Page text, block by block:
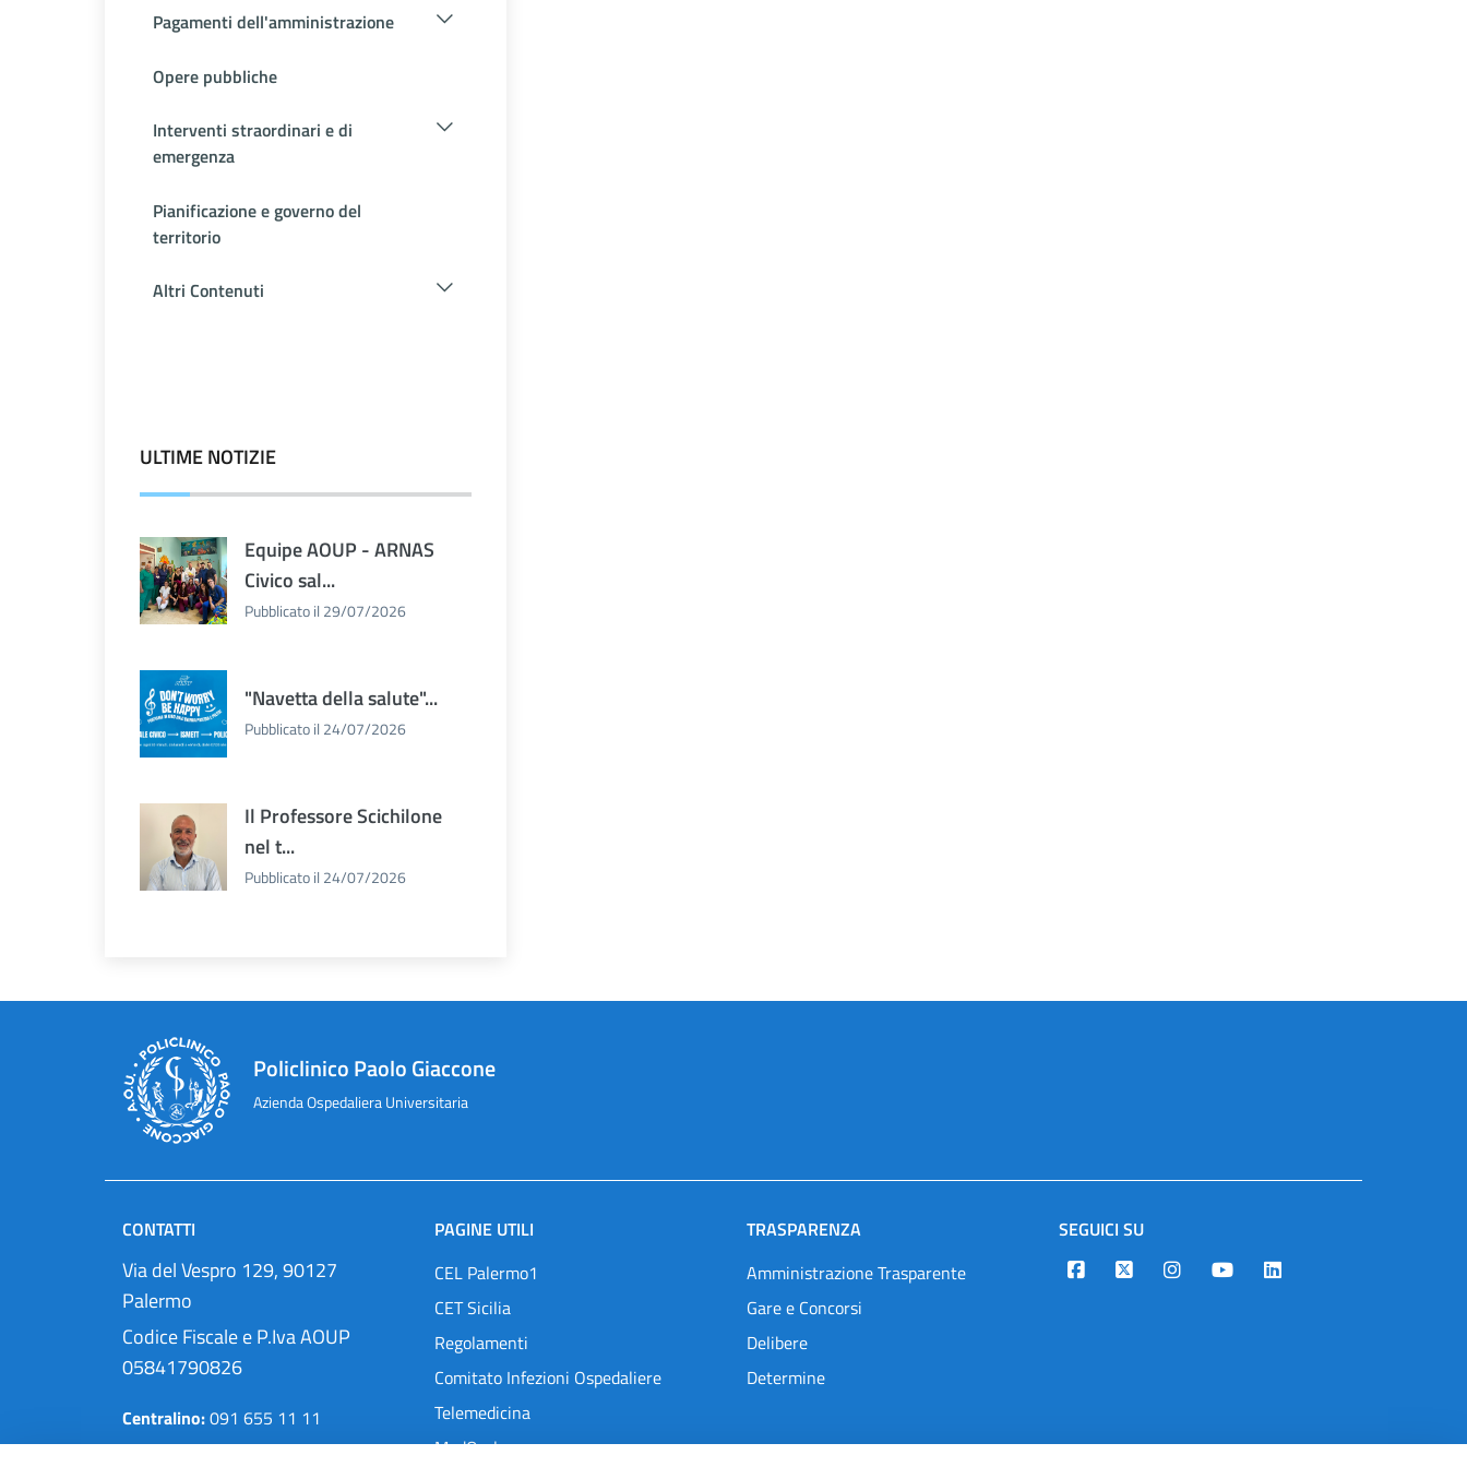
Pagamenti dell'amministrazione
Opere pubbliche
Interventi straordinari e di
emergenza
Pianificazione e governo del
territorio
Altri Contenuti
ULTIME NOTIZIE
Equipe AOUP - ARNAS
Civico sal...
Pubblicato il 29/07/2026
"Navetta della salute"...
Pubblicato il 24/07/2026
Il Professore Scichilone
nel t...
Pubblicato il 24/07/2026
Policlinico Paolo Giaccone
Azienda Ospedaliera Universitaria
CONTATTI
Via del Vespro 129, 90127
Palermo
Codice Fiscale e P.Iva AOUP
05841790826
Centralino:091 655 11 11
Pec:protocollo@cert.policlinico.pa.it
PAGINE UTILI
CEL Palermo1
CET Sicilia
Regolamenti
Comitato Infezioni Ospedaliere
Telemedicina
MedOral
TRASPARENZA
Amministrazione Trasparente
Gare e Concorsi
Delibere
Determine
SEGUICI SU
Designers Italia
TwitterInstagramYoutubeLinkedin